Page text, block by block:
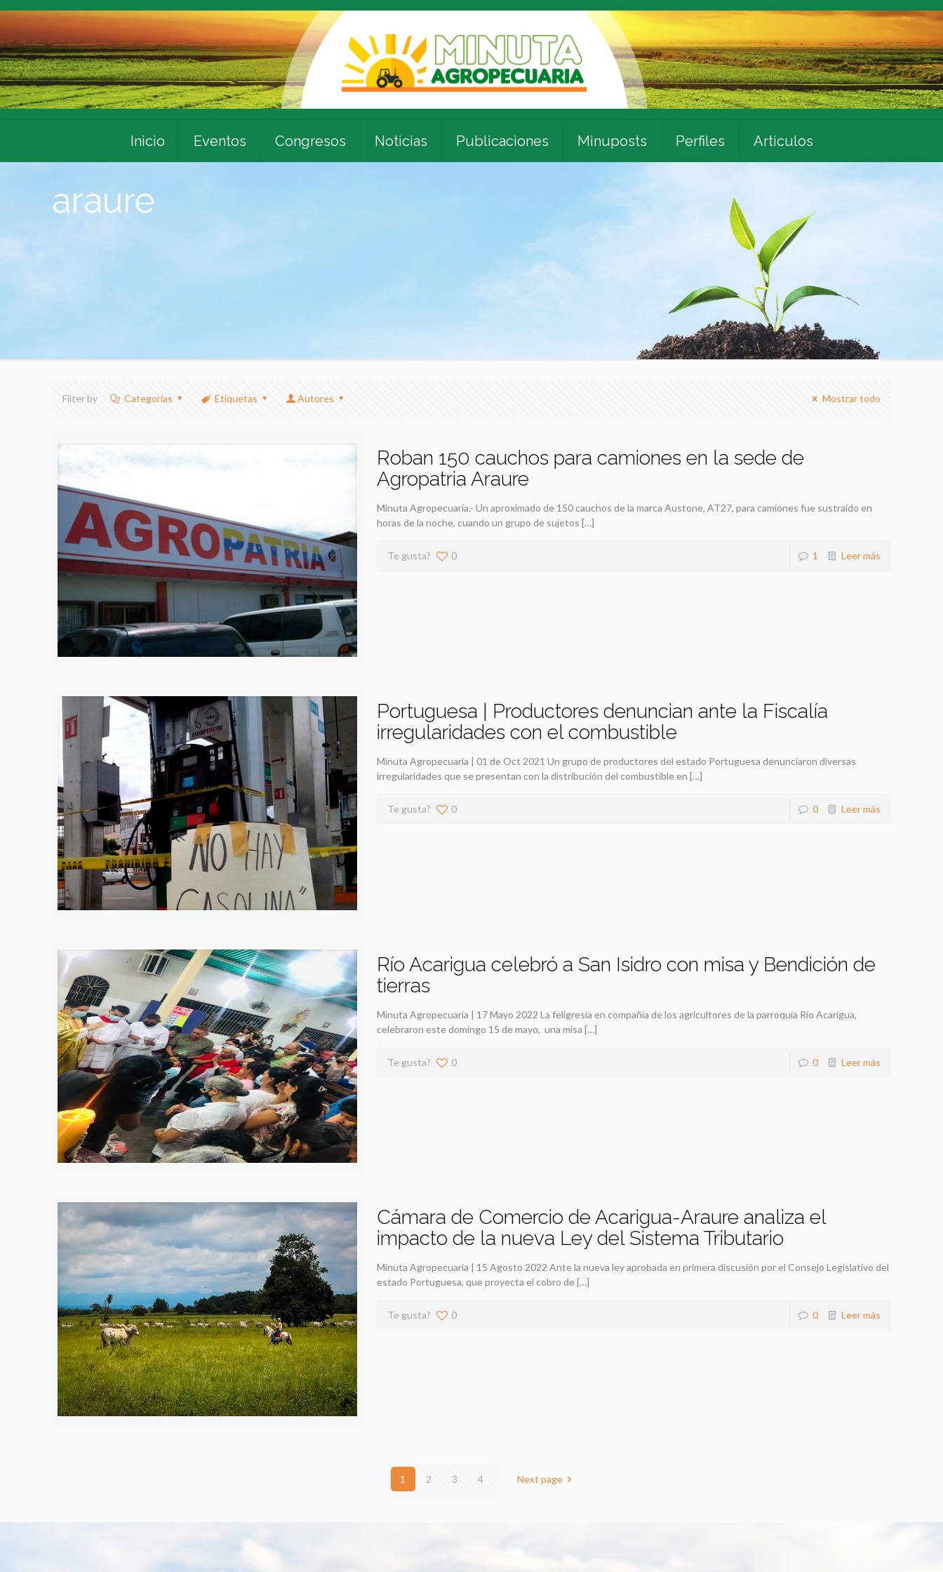
Inicio Eventos Congresos Noticias Publicaciones Minuposts Perfiles Articulos
araure
Filter by Categorias Etiquetas Autores Mostrar todo
Roban 150 cauchos para camiones en la sede de
Agropatria Araure
Minuta Agropecuaria.- Un aproximado de 150 cauchos de la marca Austone, AT27, para camiones fue sustraído en
horas de la noche, cuando un grupo de sujetos […]
Te gusta? 0 1 Leer más
Portuguesa | Productores denuncian ante la Fiscalía
irregularidades con el combustible
Minuta Agropecuaria | 01 de Oct 2021 Un grupo de productores del estado Portuguesa denunciaron diversas
irregularidades que se presentan con la distribución del combustible en […]
Te gusta? 0 0 Leer más
Río Acarigua celebró a San Isidro con misa y Bendición de
tierras
Minuta Agropecuaria | 17 Mayo 2022 La feligresía en compañía de los agricultores de la parroquia Río Acarigua,
celebraron este domingo 15 de mayo, una misa […]
Te gusta? 0 0 Leer más
Cámara de Comercio de Acarigua-Araure analiza el
impacto de la nueva Ley del Sistema Tributario
Minuta Agropecuaria | 15 Agosto 2022 Ante la nueva ley aprobada en primera discusión por el Consejo Legislativo del
estado Portuguesa, que proyecta el cobro de[…]
Te gusta? 0 0 Leer más
1 2 3 4 Next page